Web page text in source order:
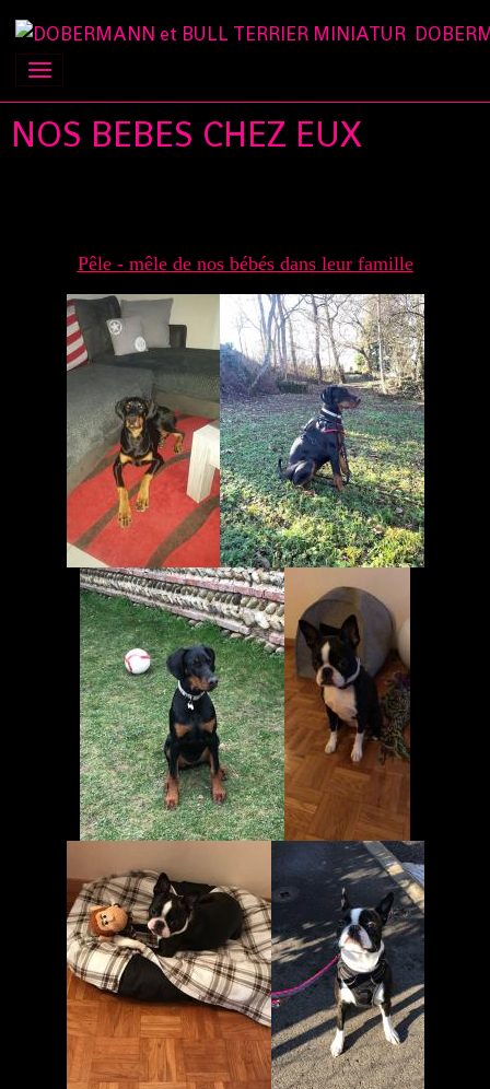
NOS BEBES CHEZ EUX
Pêle - mêle de nos bébés dans leur famille